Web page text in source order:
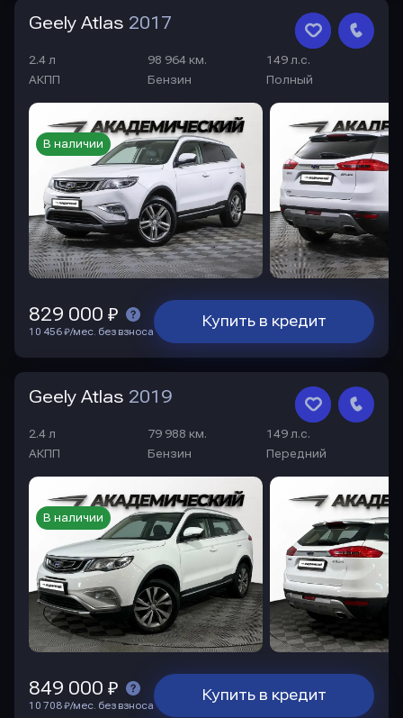
Geely Atlas 2017
2.4 л 98 964 км.
149 л.с.
АКПП
Бензин Полный
В наличии
Купить в кредит
829 000 ₽
10 456 ₽/мес. без взноса
Geely Atlas 2019
2.4 л 79 988 км.
149 л.с.
АКПП
Бензин Передний
В наличии
Купить в кредит
849 000 ₽
10 708 ₽/мес. без взноса